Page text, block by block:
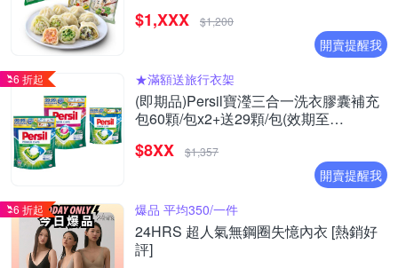
$1,XXX $1,200
開賣提醒我
6 折起 ★滿額送旅行衣架
(即期品)Persil寶瀅三合一洗衣膠囊補充
包60顆/包x2+送29顆/包(效期至
$8XX $1,357
開賣提醒我
6 折起 爆品 平均350/一件
24HRS 超人氣無鋼圈失憶內衣 [熱銷好
評]